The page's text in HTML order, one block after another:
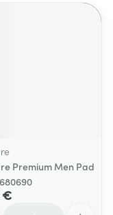
Premium Men Pad
€